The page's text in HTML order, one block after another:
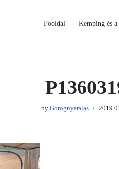
Főoldal Kemping és a
by Gorognyaralas